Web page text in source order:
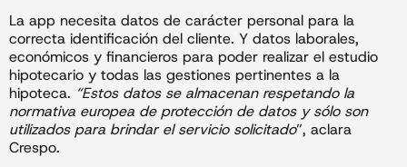
La app necesita datos de carácter personal para la
correcta identificación del cliente. Y datos laborales,
económicos y financieros para poder realizar el estudio
hipotecario y todas las gestiones pertinentes a la
hipoteca. “Estos datos se almacenan respetando la
normativa europea de protección de datos y sólo son
utilizados para brindar el servicio solicitado”, aclara
Crespo.